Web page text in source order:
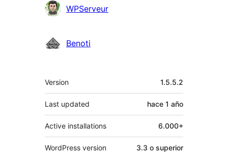
WPServeur
Benoti
Meta
Version 1.5.5.2
Last updated hace 1 año
Active installations 6.000+
WordPress version 3.3 o superior